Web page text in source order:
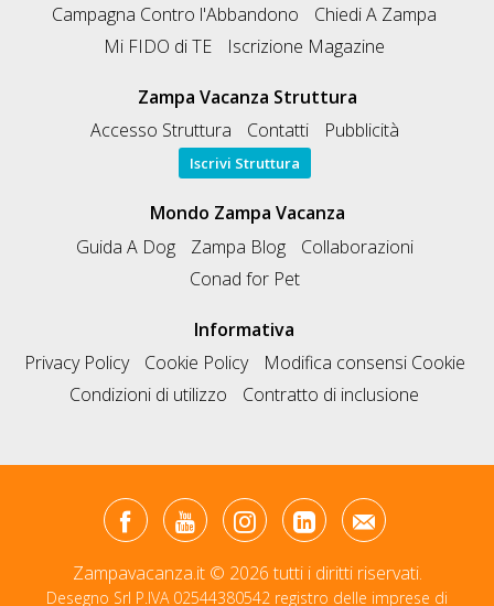
Campagna Contro l'Abbandono
Chiedi A Zampa
Mi FIDO di TE
Iscrizione Magazine
Zampa Vacanza Struttura
Accesso Struttura
Contatti Pubblicità
Iscrivi Struttura
Mondo Zampa Vacanza
Guida A Dog
Zampa Blog
Collaborazioni
Conad for Pet
Informativa
Privacy Policy
Cookie Policy
Modifica consensi Cookie
Condizioni di utilizzo
Contratto di inclusione
Zampavacanza.it © 2026 tutti i diritti riservati.
Desegno Srl P.IVA 02544380542 registro delle imprese di